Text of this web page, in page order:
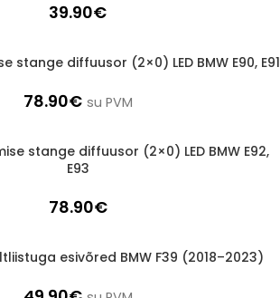
39.90€
stange diffuusor (2×0) LED BMW E90, E91
78.90€ su PVM
stange diffuusor (2×0) LED BMW E92,
E93
78.90€
esivõred BMW F39 (2018–2023)